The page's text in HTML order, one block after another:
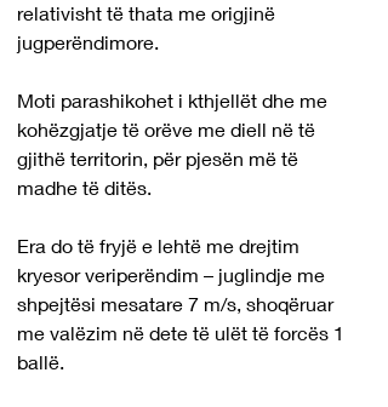
relativisht të thata me origjinë
jugperëndimore.
Moti parashikohet i kthjellët dhe me
kohëzgjatje të orëve me diell në të
gjithë territorin, për pjesën më të
madhe të ditës.
Era do të fryjë e lehtë me drejtim
kryesor veriperëndim – juglindje me
shpejtësi mesatare 7 m/s, shoqëruar
me valëzim në dete të ulët të forcës 1
ballë.